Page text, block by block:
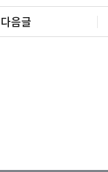
다음글